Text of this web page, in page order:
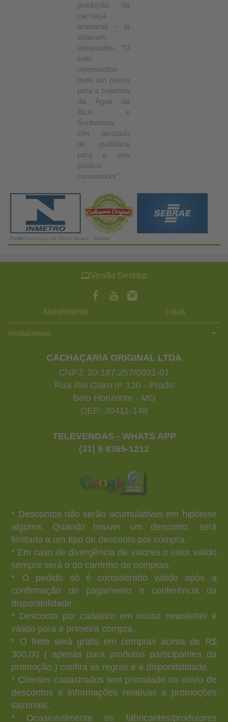
produção da
cachaça
artesanal – já
estavam
adequados. "O
selo
representou
mais um passo
para a trajetória
da Água da
Bica e
Sonhadora.
Um atestado
de qualidade
para o seu
público
consumidor".
Fonte:Cachaças de Minas Gerais - Sebrae
Versão Desktop
Atendimento Lojas
Institucionais
CACHAÇARIA ORIGINAL LTDA
CNPJ: 20.187.257/0001-01
Rua Rio Claro nº 120 - Prado
Belo Horizonte - MG
CEP: 30411-148
TELEVENDAS - WHATS APP
(31) 9 8365-1212
* Descontos não serão acumulativos em hipótese
alguma. Quando houver um desconto, será
limitado a um tipo de desconto por compra.
* Em caso de divergência de valores o valor válido
sempre será o do carrinho de compras.
* O pedido só é considerado válido após a
confirmação de pagamento e conferência da
disponibilidade.
* Desconto por cadastro em nosso newsletter é
válido para a primeira compra.
* O frete será grátis em compras acima de R$
300,00 ( apenas para produtos participantes da
promoção ) confira as regras e a disponibilidade.
* Clientes cadastrados tem prioridade no envio de
descontos e informações relativas a promoções
sazonais.
* Ocasionalmente os fabricantes/produtores